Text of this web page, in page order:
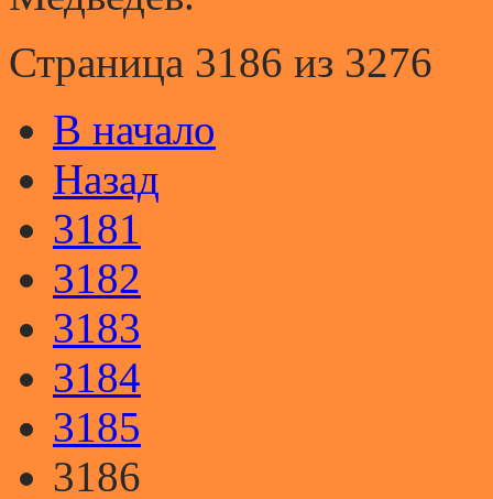
Страница 3186 из 3276
В начало
Назад
3181
3182
3183
3184
3185
3186